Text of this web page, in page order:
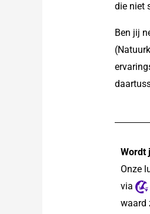
die niet
Ben jij
Wordt
Onze
via
waard